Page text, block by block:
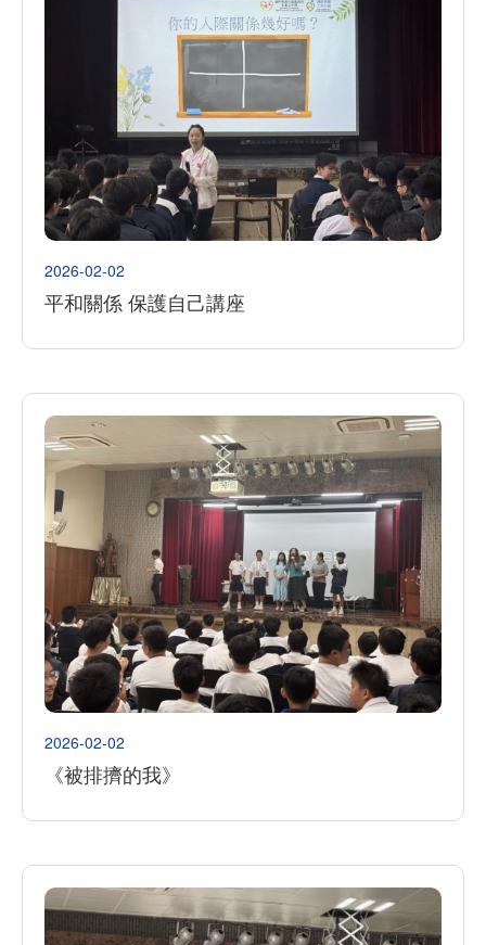
2026-02-02
平和關係 保護自己講座
2026-02-02
《被排擠的我》